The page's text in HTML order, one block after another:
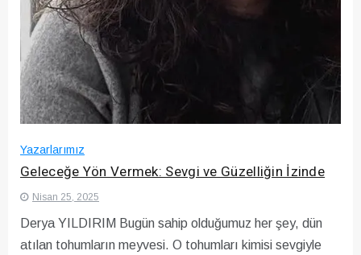
Yazarlarımız
Geleceğe Yön Vermek: Sevgi ve Güzelliğin İzinde
Nisan 25, 2025
Derya YILDIRIM Bugün sahip olduğumuz her şey, dün
atılan tohumların meyvesi. O tohumları kimisi sevgiyle